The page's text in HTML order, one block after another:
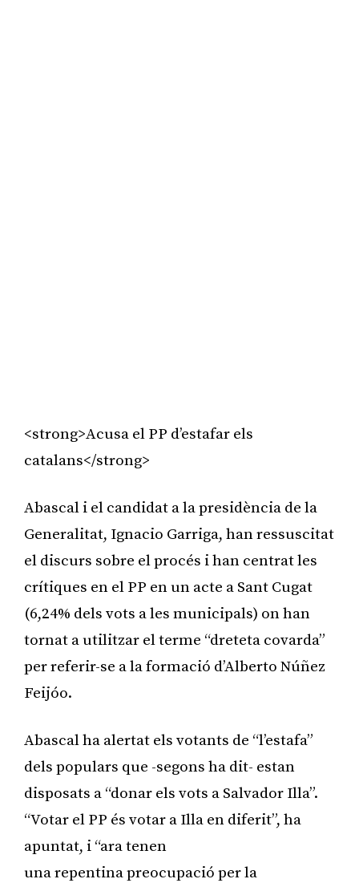
<strong>Acusa el PP d’estafar els
catalans</strong>
Abascal i el candidat a la presidència de la
Generalitat, Ignacio Garriga, han ressuscitat
el discurs sobre el procés i han centrat les
crítiques en el PP en un acte a Sant Cugat
(6,24% dels vots a les municipals) on han
tornat a utilitzar el terme “dreteta covarda”
per referir-se a la formació d’Alberto Núñez
Feijóo.
Abascal ha alertat els votants de “l’estafa”
dels populars que -segons ha dit- estan
disposats a “donar els vots a Salvador Illa”.
“Votar el PP és votar a Illa en diferit”, ha
apuntat, i “ara tenen
una repentina preocupació per la